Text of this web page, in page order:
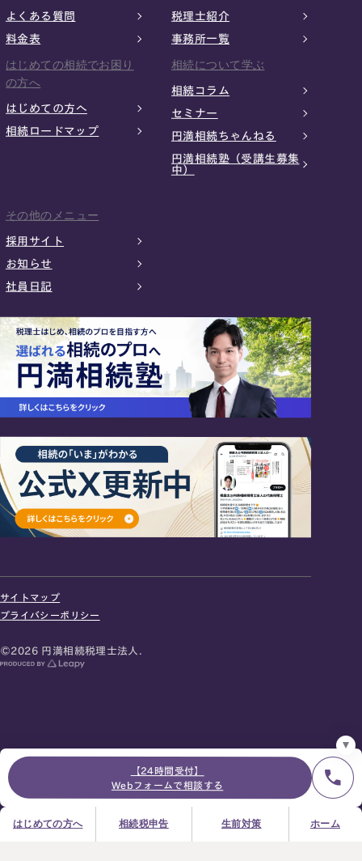
【24時間受付】
Webフォームで相談する
はじめての方へ 相続税申告 生前対策 ホーム
お急ぎの方は電話で面談予約
よくある質問
料金表
税理士紹介
事務所一覧
はじめての相続でお困り
の方へ
はじめての方へ
相続ロードマップ
相続について学ぶ
相続コラム
セミナー
円満相続ちゃんねる
円満相続塾（受講生募集
中）
その他のメニュー
採用サイト
お知らせ
社員日記
サイトマップ
プライバシーポリシー
©2026 円満相続税理士法人.